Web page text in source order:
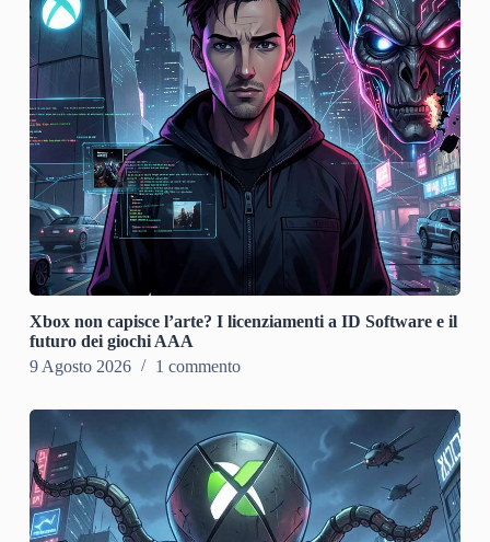
Xbox non capisce l’arte? I licenziamenti a ID Software e il
futuro dei giochi AAA
9 Agosto 2026
1 commento